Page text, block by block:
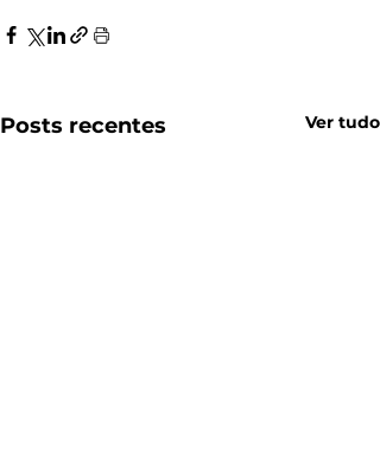
Posts recentes Ver tudo